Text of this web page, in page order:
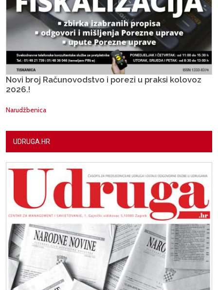
Novi broj Računovodstvo i porezi u praksi kolovoz
2026.!
Narudžbenica
UDRUGA.HR